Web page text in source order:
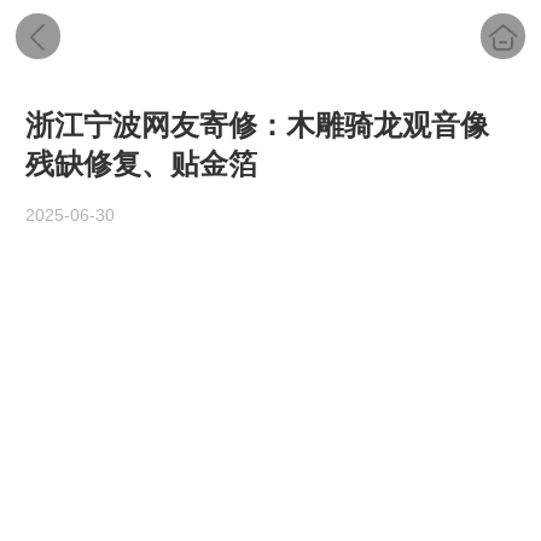
浙江宁波网友寄修：木雕骑龙观音像
残缺修复、贴金箔
2025-06-30